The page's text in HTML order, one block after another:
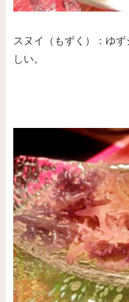
スヌイ（もずく）：ゆ
しい。